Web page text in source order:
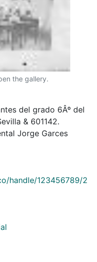
the gallery.
del grado 6Âº del
& 601142.
Jorge Garces
handle/123456789/2